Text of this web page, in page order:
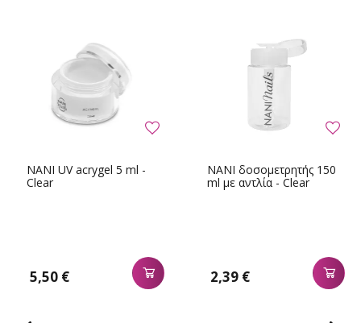
NANI UV acrygel 5 ml -
Clear
5,50 €
NANI δοσομετρητής 150
ml με αντλία - Clear
2,39 €